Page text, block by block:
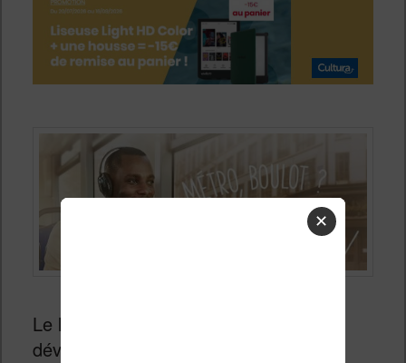
Le livre audio est toujours en plein
développement et Audible est l’un des
✕